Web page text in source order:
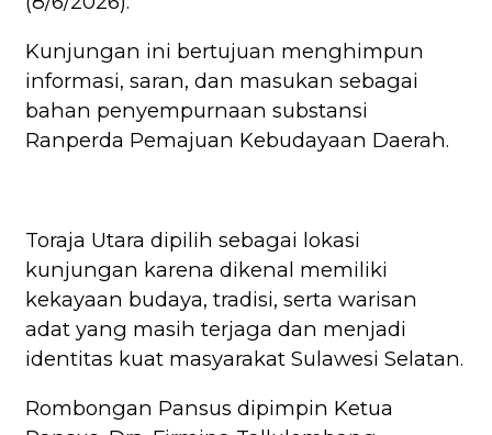
Kunjungan ini bertujuan menghimpun
informasi, saran, dan masukan sebagai
bahan penyempurnaan substansi
Ranperda Pemajuan Kebudayaan Daerah.
Toraja Utara dipilih sebagai lokasi
kunjungan karena dikenal memiliki
kekayaan budaya, tradisi, serta warisan
adat yang masih terjaga dan menjadi
identitas kuat masyarakat Sulawesi Selatan.
Rombongan Pansus dipimpin Ketua